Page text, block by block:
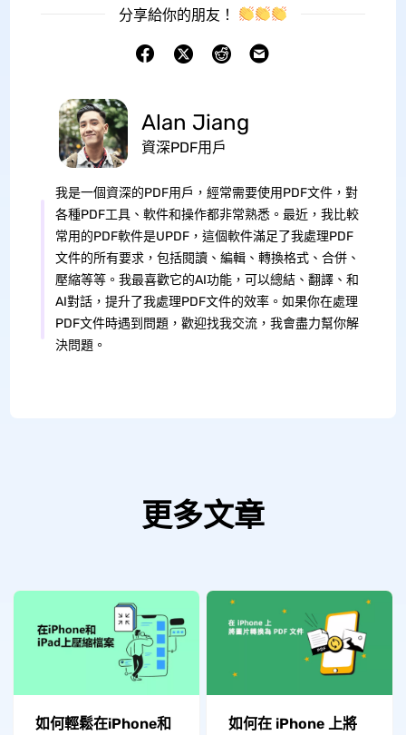
分享給你的朋友！
Alan Jiang
資深PDF用戶
我是一個資深的PDF用戶，經常需要使用PDF文件，對
各種PDF工具、軟件和操作都非常熟悉。最近，我比較
常用的PDF軟件是UPDF，這個軟件滿足了我處理PDF
文件的所有要求，包括閱讀、編輯、轉換格式、合併、
壓縮等等。我最喜歡它的AI功能，可以總結、翻譯、和
AI對話，提升了我處理PDF文件的效率。如果你在處理
PDF文件時遇到問題，歡迎找我交流，我會盡力幫你解
決問題。
更多文章
如何輕鬆在iPhone和
如何在 iPhone 上將